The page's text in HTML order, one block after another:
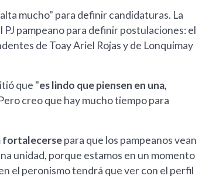
mucho" para definir candidaturas. La
pampeano para definir postulaciones: el
de Toay Ariel Rojas y de Lonquimay
que "es lindo que piensen en una,
creo que hay mucho tiempo para
fortalecersepara que los pampeanos vean
unidad, porque estamos en un momento
el peronismo tendrá que ver con el perfil